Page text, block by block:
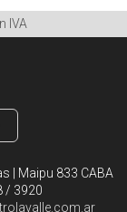
IVA
| Maipu 833 CABA
/ 3920